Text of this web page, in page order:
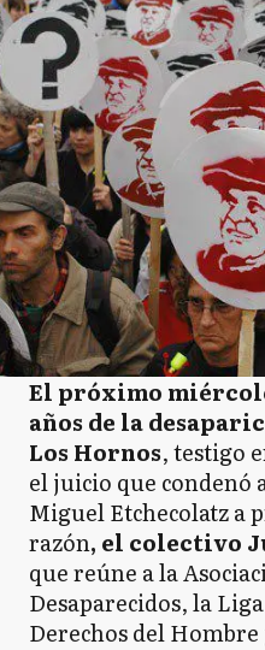
El próximo
años de la
Los Hornos, testigo
el juicio que condenó
Miguel Etchecolatz a
razón, el colectivo
que reúne a la
Desaparecidos, la
Derechos del